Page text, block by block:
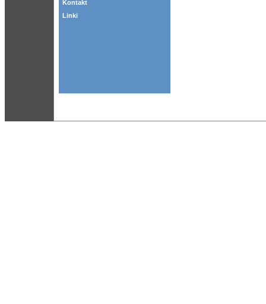
Kontakt
Linki